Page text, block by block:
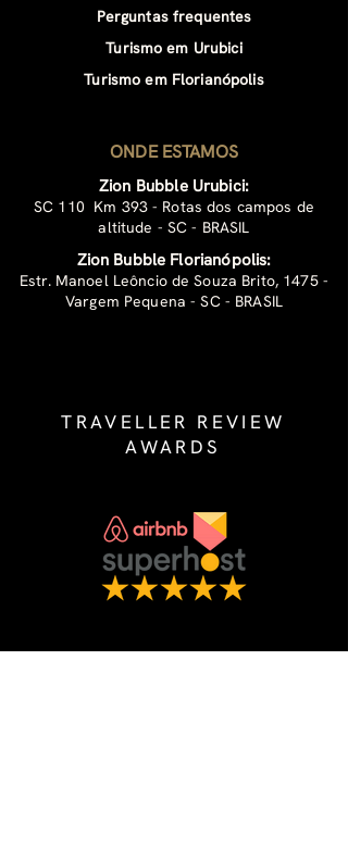
Perguntas frequentes
Turismo em Urubici
Turismo em Florianópolis
ONDE ESTAMOS
Zion Bubble Urubici:
SC 110 Km 393 - Rotas dos campos de
altitude - SC - BRASIL
Zion Bubble Florianópolis:
Estr. Manoel Leôncio de Souza Brito, 1475 -
Vargem Pequena - SC - BRASIL
TRAVELLER REVIEW
AWARDS